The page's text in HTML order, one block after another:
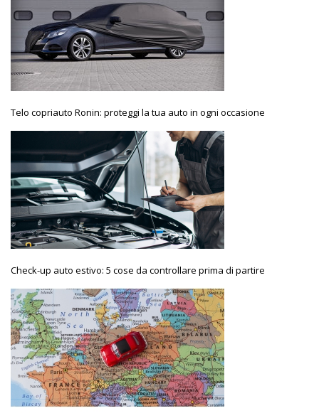
Telo copriauto Ronin: proteggi la tua auto in ogni occasione
Check-up auto estivo: 5 cose da controllare prima di partire